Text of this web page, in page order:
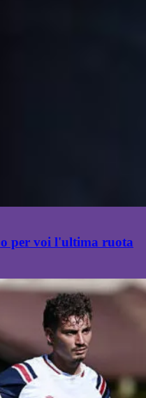
per voi l'ultima ruota